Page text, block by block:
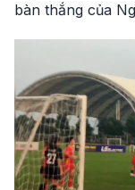
bàn thắng của